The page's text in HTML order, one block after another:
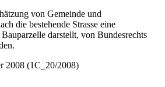
von Gemeinde und
die bestehende Strasse eine
darstellt, von Bundesrechts
2008 (1C_20/2008)